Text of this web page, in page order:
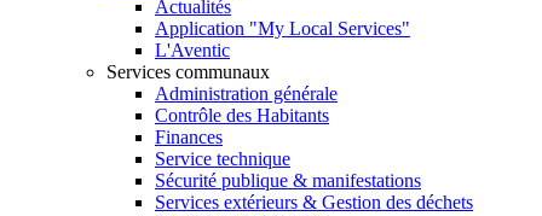
Actualités
Application "My Local Services"
L'Aventic
Services communaux
Administration générale
Contrôle des Habitants
Finances
Service technique
Sécurité publique & manifestations
Services extérieurs & Gestion des déchets